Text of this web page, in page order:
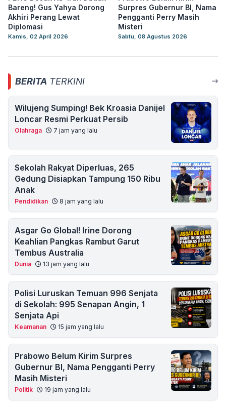
Bareng! Gus Yahya Dorong
Akhiri Perang Lewat
Diplomasi
Kamis, 02 April 2026
Surpres Gubernur BI, Nama
Pengganti Perry Masih
Misteri
Sabtu, 08 Agustus 2026
BERITA TERKINI
Wilujeng Sumping! Bek Kroasia Danijel
Loncar Resmi Perkuat Persib
Olahraga 7 jam yang lalu
Sekolah Rakyat Diperluas, 265
Gedung Disiapkan Tampung 150 Ribu
Anak
Pendidikan 8 jam yang lalu
Asgar Go Global! Irine Dorong
Keahlian Pangkas Rambut Garut
Tembus Australia
Dunia 13 jam yang lalu
Polisi Luruskan Temuan 996 Senjata
di Sekolah: 995 Senapan Angin, 1
Senjata Api
Keamanan 15 jam yang lalu
Prabowo Belum Kirim Surpres
Gubernur BI, Nama Pengganti Perry
Masih Misteri
Politik 19 jam yang lalu